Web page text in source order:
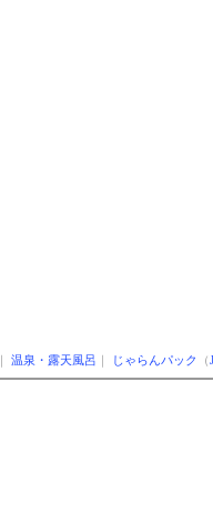
温泉・露天風呂 じゃらんパック （